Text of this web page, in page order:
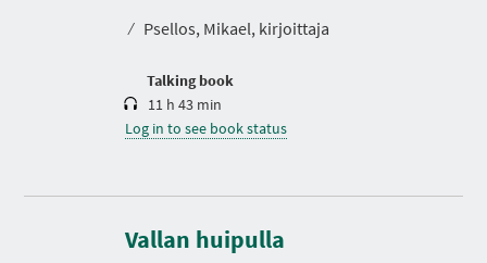
⁄ Psellos, Mikael, kirjoittaja
Talking book
i
11 h 43 min
Log in to see book status
Vallan huipulla
D
r
a